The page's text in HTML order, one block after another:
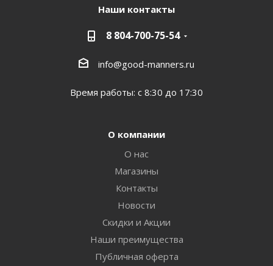
Наши контакты
8 804-700-75-54
info@good-manners.ru
Время работы: с 8:30 до 17:30
О компании
О нас
Магазины
Контакты
Новости
Скидки и Акции
Наши преимущества
Публичная оферта